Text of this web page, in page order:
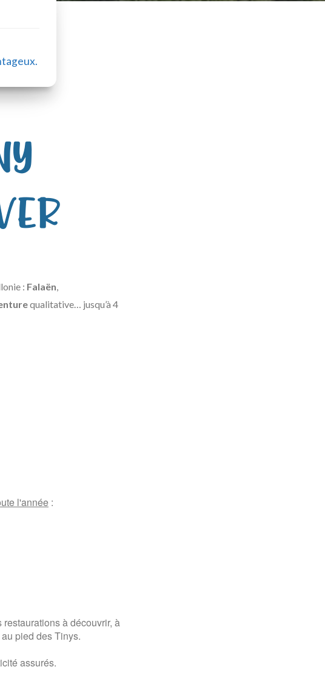
: Falaën,
qualitative… jusqu’à 4
l'année :
à découvrir, à
pied des Tinys.
assurés.